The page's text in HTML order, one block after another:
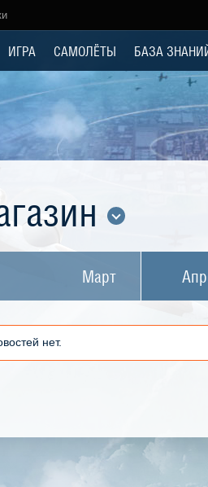
ИГРА САМОЛЁТЫ БАЗА
Март
нет.